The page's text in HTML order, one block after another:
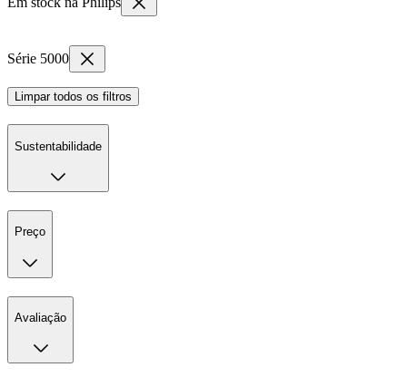
Série 5000
Limpar todos os filtros
Sustentabilidade
Preço
Avaliação